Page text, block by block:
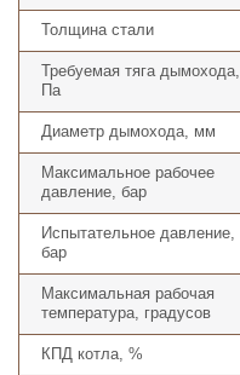
Толщина стали
Требуемая тяга дымохода,
Па
Диаметр дымохода, мм
Максимальное рабочее
давление, бар
Испытательное давление,
бар
Максимальная рабочая
температура, градусов
КПД котла, %